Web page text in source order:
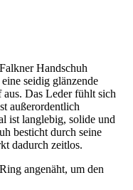
Handschuh
seidig glänzende
Das Leder fühlt sich
außerordentlich
ist langlebig, solide und
besticht durch seine
dadurch zeitlos.
angenäht, um den